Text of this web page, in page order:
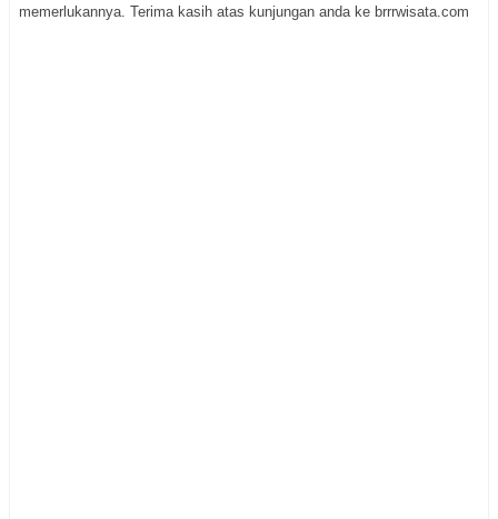
memerlukannya. Terima kasih atas kunjungan anda ke brrrwisata.com